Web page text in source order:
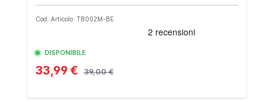
Cod. Articolo: TB002M-BE
DISPONIBILE
33,99 € 39,00 €